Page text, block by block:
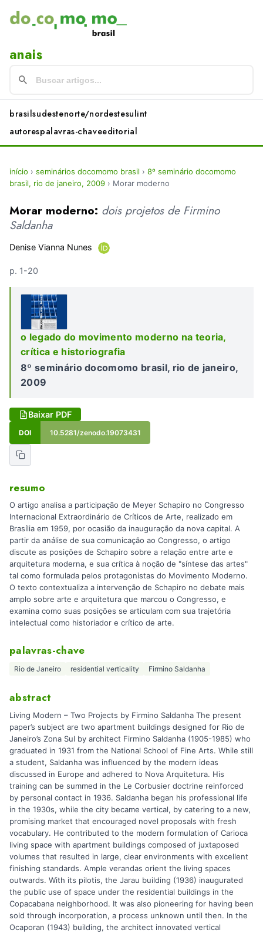
anais
brasilsudestenorte/nordestesulint
autorespalavras-chaveeditorial
início › seminários docomomo brasil › 8º seminário docomomo
brasil, rio de janeiro, 2009 › Morar moderno
Morar moderno: dois projetos de Firmino
Saldanha
Denise Vianna Nunes
p. 1-20
o legado do movimento moderno na teoria,
crítica e historiografia
8º seminário docomomo brasil, rio de janeiro,
2009
Baixar PDF
DOI 10.5281/zenodo.19073431
resumo
O artigo analisa a participação de Meyer Schapiro no Congresso
Internacional Extraordinário de Críticos de Arte, realizado em
Brasília em 1959, por ocasião da inauguração da nova capital. A
partir da análise de sua comunicação ao Congresso, o artigo
discute as posições de Schapiro sobre a relação entre arte e
arquitetura moderna, e sua crítica à noção de "síntese das artes"
tal como formulada pelos protagonistas do Movimento Moderno.
O texto contextualiza a intervenção de Schapiro no debate mais
amplo sobre arte e arquitetura que marcou o Congresso, e
examina como suas posições se articulam com sua trajetória
intelectual como historiador e crítico de arte.
palavras-chave
Rio de Janeiro residential verticality Firmino Saldanha
abstract
Living Modern – Two Projects by Firmino Saldanha The present
paper’s subject are two apartment buildings designed for Rio de
Janeiro’s Zona Sul by architect Firmino Saldanha (1905-1985) who
graduated in 1931 from the National School of Fine Arts. While still
a student, Saldanha was influenced by the modern ideas
discussed in Europe and adhered to Nova Arquitetura. His
training can be summed in the Le Corbusier doctrine reinforced
by personal contact in 1936. Saldanha began his professional life
in the 1930s, while the city became vertical, by catering to a new,
promising market that encouraged novel proposals with fresh
vocabulary. He contributed to the modern formulation of Carioca
living space with apartment buildings composed of juxtaposed
volumes that resulted in large, clear environments with excellent
finishing standards. Ample verandas orient the living spaces
outwards. With its pilotis, the Jarau building (1936) inaugurated
the public use of space under the residential buildings in the
Copacabana neighborhood. It was also pioneering for having been
sold through incorporation, a process unknown until then. In the
Ocaporan (1943) building, the architect innovated vertical